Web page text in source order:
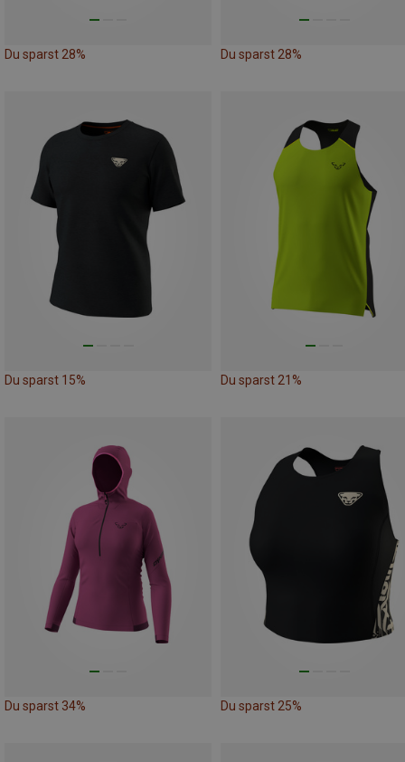
Du sparst 28% Du sparst 28%
Du sparst 15% Du sparst 21%
Du sparst 34% Du sparst 25%